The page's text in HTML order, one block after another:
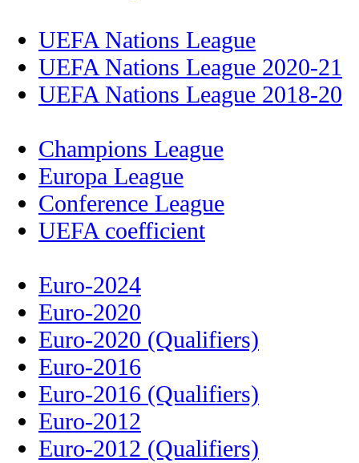
UEFA Nations League
UEFA Nations League 2020-21
UEFA Nations League 2018-20
Champions League
Europa League
Conference League
UEFA coefficient
Euro-2024
Euro-2020
Euro-2020 (Qualifiers)
Euro-2016
Euro-2016 (Qualifiers)
Euro-2012
Euro-2012 (Qualifiers)